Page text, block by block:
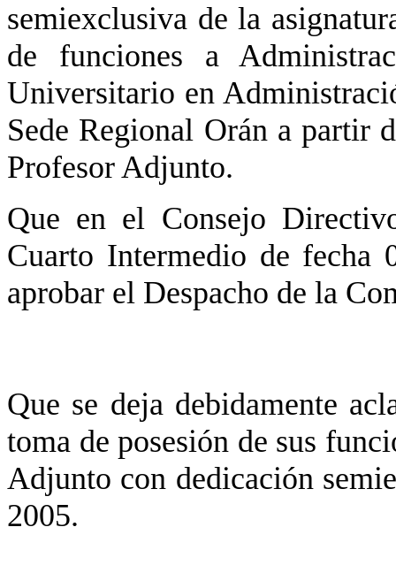
semiexclusiva de la
de funciones a
Universitario en
Sede Regional Orán a partir
Profesor Adjunto.
Que en el Consejo
Cuarto Intermedio de fecha
aprobar el Despacho de la
Que se deja debidamente
toma de posesión de sus
Adjunto con dedicación
2005.